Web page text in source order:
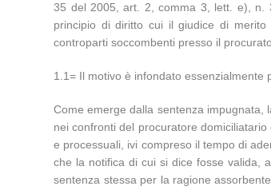
35 del 2005, art. 2, comma 3, lett. e), n.
principio di diritto cui il giudice di merito
controparti soccombenti presso il
1.1= Il motivo è infondato essenzialmente
Come emerge dalla sentenza impugnata,
nei confronti del procuratore
e processuali, ivi compreso il tempo di
che la notifica di cui si dice fosse valida,
sentenza stessa per la ragione